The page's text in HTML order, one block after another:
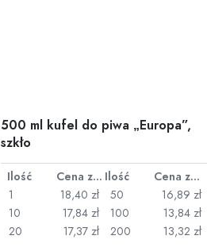
500 ml kufel do piwa „Europa”,
szkło
Ilość Cena za sztukę Ilość
Cena za sztukę
1
18,40 zł
10
17,84 zł
20
17,37 zł
50
16,89 zł
100
13,84 zł
200
13,32 zł